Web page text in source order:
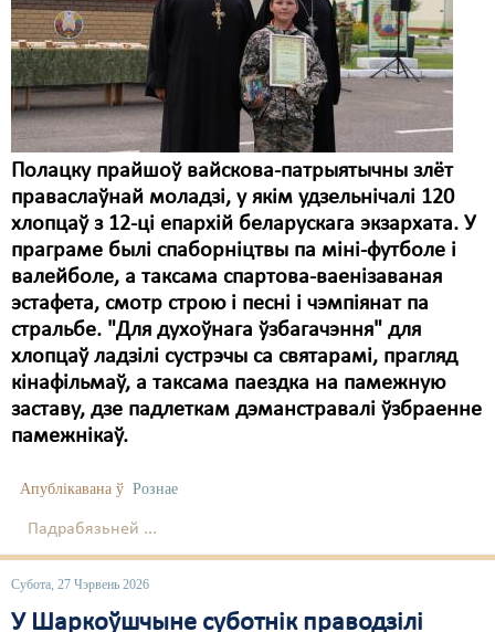
Полацку прайшоў вайскова-патрыятычны злёт
праваслаўнай моладзі, у якім удзельнічалі 120
хлопцаў з 12-ці епархій беларускага экзархата. У
праграме былі спаборніцтвы па міні-футболе і
валейболе, а таксама спартова-ваенізаваная
эстафета, смотр строю і песні і чэмпіянат па
стральбе. "Для духоўнага ўзбагачэння" для
хлопцаў ладзілі сустрэчы са святарамі, прагляд
кінафільмаў, а таксама паездка на памежную
заставу, дзе падлеткам дэманстравалі ўзбраенне
памежнікаў.
Апублікавана ў Рознае
Падрабязьней ...
Субота, 27 Чэрвень 2026
У Шаркоўшчыне суботнік праводзілі